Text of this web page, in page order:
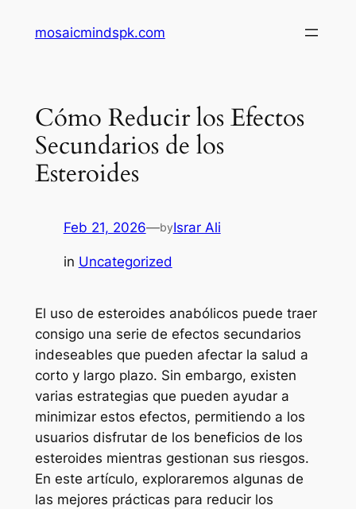
mosaicmindspk.com
Cómo Reducir los Efectos
Secundarios de los
Esteroides
Feb 21, 2026—byIsrar Ali
in Uncategorized
El uso de esteroides anabólicos puede traer
consigo una serie de efectos secundarios
indeseables que pueden afectar la salud a
corto y largo plazo. Sin embargo, existen
varias estrategias que pueden ayudar a
minimizar estos efectos, permitiendo a los
usuarios disfrutar de los beneficios de los
esteroides mientras gestionan sus riesgos.
En este artículo, exploraremos algunas de
las mejores prácticas para reducir los